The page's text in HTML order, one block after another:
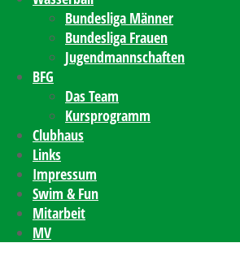
Bundesliga Männer
Bundesliga Frauen
Jugendmannschaften
BFG
Das Team
Kursprogramm
Clubhaus
Links
Impressum
Swim & Fun
Mitarbeit
MV